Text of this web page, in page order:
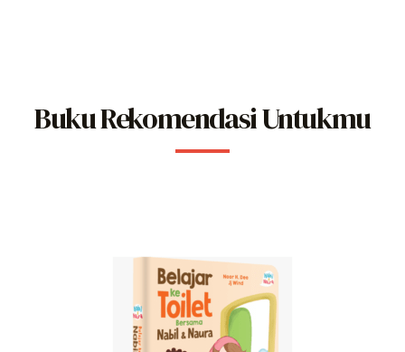
Buku Rekomendasi Untukmu